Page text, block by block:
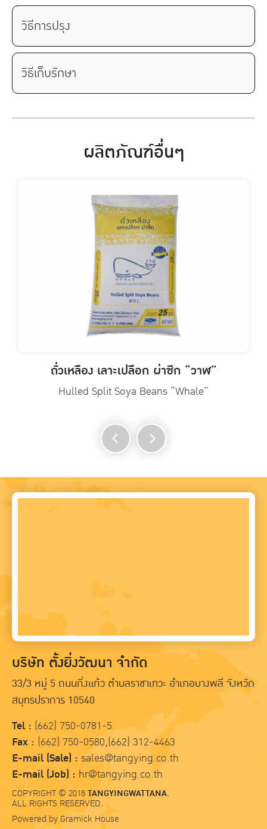
วิธีการปรุง
วิธีเก็บรักษา
ผลิตภัณฑ์อื่นๆ
ถั่วเหลือง เลาะเปลือก ผ่าซีก “วาฬ”
Hulled Split Soya Beans “Whale”
บริษัท ตั้งยิ่งวัฒนา จำกัด
33/3 หมู่ 5 ถนนกิ่งแก้ว ตำบลราชาเทวะ อำเภอบางพลี จังหวัด
สมุทรปราการ 10540
Tel : (662) 750-0781-5
Fax : (662) 750-0580,(662) 312-4463
E-mail (Sale) : sales@tangying.co.th
E-mail (Job) : hr@tangying.co.th
COPYRIGHT © 2018TANGYINGWATTANA.
ALL RIGHTS RESERVED.
Powered byGramick House